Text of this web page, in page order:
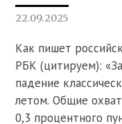
22.09.2025
Как пишет
РБК (цитируем):
падение
летом. Общие
0,3 процентного